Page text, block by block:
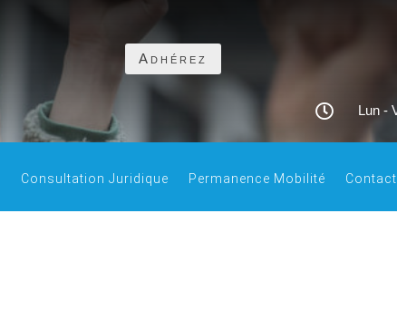
Adhérez
 Lun -
Consultation Juridique Permanence Mobilité Contact